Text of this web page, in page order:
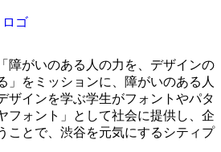
障がいのある人の力を、デザインの
」をミッションに、障がいのある人
ザインを学ぶ学生がフォントやパタ
フォント」として社会に提供し、企
ことで、渋谷を元気にするシティプ